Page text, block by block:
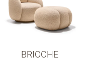
BRIOCHE